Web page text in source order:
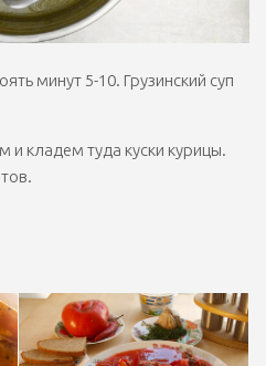
минут 5-10. Грузинский суп
и кладем туда куски курицы.